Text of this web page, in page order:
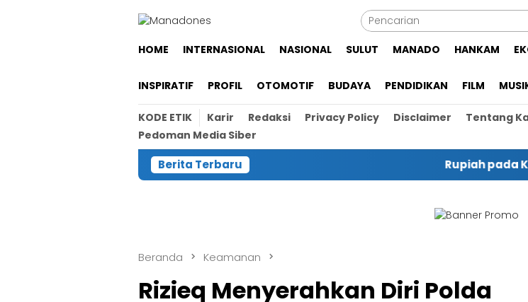
HOME INTERNASIONAL NASIONAL SULUT MANADO HANKAM
INSPIRATIF PROFIL OTOMOTIF BUDAYA PENDIDIKAN FILM
KODE ETIK Karir Redaksi Privacy Policy Disclaimer Tentang
Pedoman Media Siber
Berita Terbaru Rupiah pada Kamis
Beranda Keamanan
Rizieq Menyerahkan Diri Polda